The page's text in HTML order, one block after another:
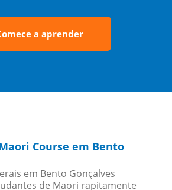
a aprender
Course em Bento
em Bento Gonçalves
de Maori rapitamente